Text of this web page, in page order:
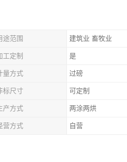
途范围 建筑业 畜牧业
工定制 是
量方式 过磅
标尺寸 可定制
产方式 两涂两烘
营方式 自营